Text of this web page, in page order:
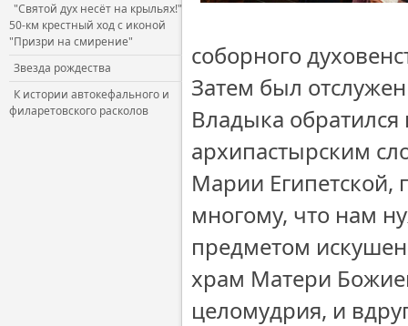
"Святой дух несёт на крыльях!"
50-км крестный ход с иконой
"Призри на смирение"
Звезда рождества
К истории автокефального и
филаретовского расколов
соборного
Затем был
Владыка
архипастырским
Марии Египетской,
многому, что нам
предметом
храм Матери
целомудрия, и